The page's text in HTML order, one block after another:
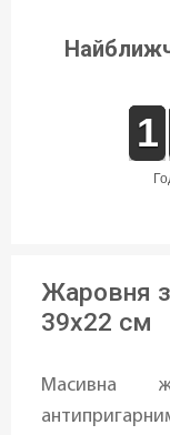
1
1
1
1
Жаровня
39x22 см
Масивна